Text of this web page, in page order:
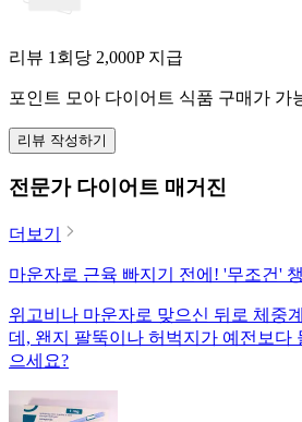
리뷰 1회당 2,000P 지급
포인트 모아 다이어트 식품 구매가 가
리뷰 작성하기
전문가 다이어트 매거진
더보기
마운자로 근육 빠지기 전에! '무조건'
위고비나 마운자로 맞으신 뒤로 체중
데, 왠지 팔뚝이나 허벅지가 예전보다
으세요?